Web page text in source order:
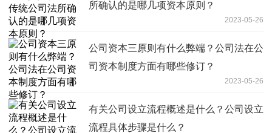
所确认的是哪几项资本原则？
2023-05-26
公司资本三原则有什么弊端？公司法在公
司资本制度方面有哪些修订？
2023-05-26
有关公司设立流程概述是什么？公司设立
流程具体步骤是什么？